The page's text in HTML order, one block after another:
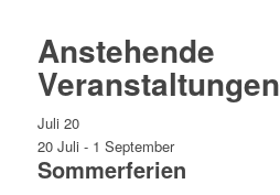
Anstehende
Veranstaltungen
Juli 20
20 Juli - 1 September
Sommerferien